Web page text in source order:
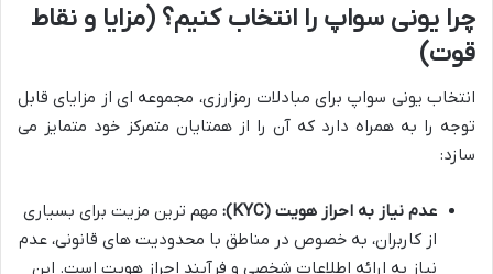
چرا یونی سواپ را انتخاب کنیم؟ (مزایا و نقاط
قوت)
انتخاب یونی سواپ برای مبادلات رمزارزی، مجموعه ای از مزایای قابل
توجه را به همراه دارد که آن را از همتایان متمرکز خود متمایز می
سازد:
عدم نیاز به احراز هویت (KYC):
مهم ترین مزیت برای بسیاری
از کاربران، به خصوص در مناطق با محدودیت های قانونی، عدم
نیاز به ارائه اطلاعات شخصی و فرآیند احراز هویت است. این